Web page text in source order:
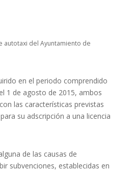
autotaxi del Ayuntamiento de
en el periodo comprendido
1 de agosto de 2015, ambos
las características previstas
su adscripción a una licencia
de las causas de
subvenciones, establecidas en